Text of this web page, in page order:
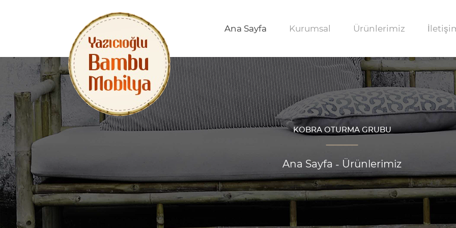
Ana Sayfa Kurumsal Ürünlerimiz
KOBRA OTURMA GRUBU
Ana Sayfa Ürünlerimiz